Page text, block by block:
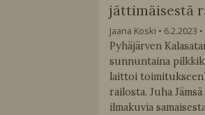
jättimäisestä
Jaana Koski 6.2.2023
Pyhäjärven
sunnuntaina
laittoi
railosta. Juha
ilmakuvia